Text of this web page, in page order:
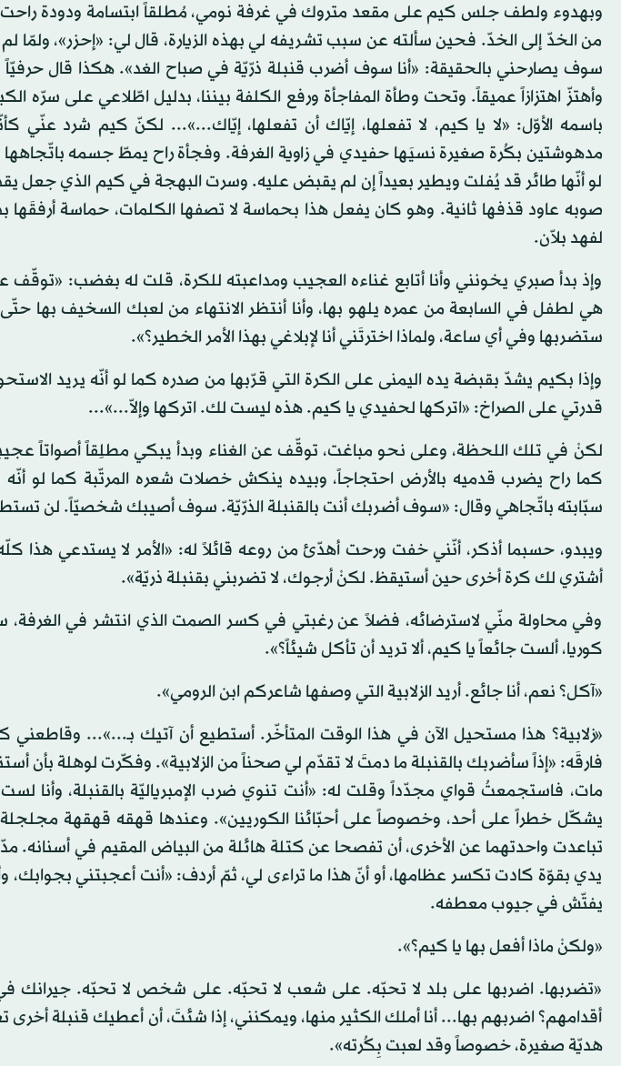
وبهدوء ولطف جلس كيم على مقعد متروك في غرفة نومي، مُطلقاً ابتسامة ودودة راحت
من الخدّ إلى الخدّ. فحين سألته عن سبب تشريفه لي بهذه الزيارة، قال لي: «إحزر»، ولمّا
سوف يصارحني بالحقيقة: «أنا سوف أضرب قنبلة ذرّيّة في صباح الغد». هكذا قال
وأهتزّ اهتزازاً عميقاً. وتحت وطأة المفاجأة ورفع الكلفة بيننا، بدليل اطّلاعي على
باسمه الأوّل: «لا يا كيم، لا تفعلها، إيّاك أن تفعلها، إيّاك...»... لكنّ كيم شرد عنّي
مدهوشتين بكُرة صغيرة نسيَها حفيدي في زاوية الغرفة. وفجأة راح يمطّ جسمه باتّجاهها
لو أنّها طائر قد يُفلت ويطير بعيداً إن لم يقبض عليه. وسرت البهجة في كيم الذي جعل
صوبه عاود قذفها ثانية. وهو كان يفعل هذا بحماسة لا تصفها الكلمات، حماسة أرفقَها
لفهد بلاّن.
وإذ بدأ صبري يخونني وأنا أتابع غناءه العجيب ومداعبته للكرة، قلت له بغضب:
هي لطفل في السابعة من عمره يلهو بها، وأنا أنتظر الانتهاء من لعبك السخيف بها حتّى
ستضربها وفي أي ساعة، ولماذا اخترتَني أنا لإبلاغي بهذا الأمر الخطير؟».
وإذا بكيم يشدّ بقبضة يده اليمنى على الكرة التي قرّبها من صدره كما لو أنّه يريد
قدرتي على الصراخ: «اتركها لحفيدي يا كيم. هذه ليست لك. اتركها وإلاّ...»...
لكنْ في تلك اللحظة، وعلى نحو مباغت، توقّف عن الغناء وبدأ يبكي مطلِقاً أصواتاً
كما راح يضرب قدميه بالأرض احتجاجاً، وبيده ينكش خصلات شعره المرتّبة كما لو
سبّابته باتّجاهي وقال: «سوف أضربك أنت بالقنبلة الذرّيّة. سوف أصيبك شخصيّاً. لن
ويبدو، حسبما أذكر، أنّني خفت ورحت أهدّئ من روعه قائلاً له: «الأمر لا يستدعي هذا
أشتري لك كرة أخرى حين أستيقظ. لكنْ أرجوك، لا تضربني بقنبلة ذريّة».
وفي محاولة منّي لاسترضائه، فضلاً عن رغبتي في كسر الصمت الذي انتشر في الغرفة،
كوريا، ألست جائعاً يا كيم، ألا تريد أن تأكل شيئاً؟».
«آكل؟ نعم، أنا جائع. أريد الزلابية التي وصفها شاعركم ابن الرومي».
«زلابية؟ هذا مستحيل الآن في هذا الوقت المتأخّر. أستطيع أن آتيك بـ...»...
فارقَه: «إذاً سأضربك بالقنبلة ما دمتَ لا تقدّم لي صحناً من الزلابية». وفكّرت لوهلة بأن
مات، فاستجمعتُ قواي مجدّداً وقلت له: «أنت تنوي ضرب الإمبرياليّة بالقنبلة، وأنا لست
يشكّل خطراً على أحد، وخصوصاً على أحبّائنا الكوريين». وعندها قهقه قهقهة
تباعدت واحدتهما عن الأخرى، أن تفصحا عن كتلة هائلة من البياض المقيم في أسنانه.
يدي بقوّة كادت تكسر عظامها، أو أنّ هذا ما تراءى لي، ثمّ أردف: «أنت أعجبتني بجوابك،
يفتّش في جيوب معطفه.
«ولكنْ ماذا أفعل بها يا كيم؟».
«تضربها. اضربها على بلد لا تحبّه. على شعب لا تحبّه. على شخص لا تحبّه. جيرانك في
أقدامهم؟ اضربهم بها... أنا أملك الكثير منها، ويمكنني، إذا شئتَ، أن أعطيك قنبلة
هديّة صغيرة، خصوصاً وقد لعبت بِكُرته».